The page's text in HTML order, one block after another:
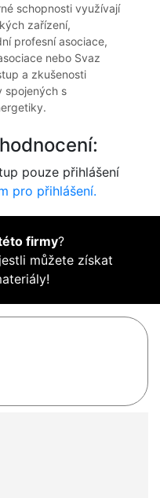
schopnosti využívají
zařízení,
profesní asociace,
nebo Svaz
a zkušenosti
spojených s
pouze přihlášení
pro přihlášení.
firmy?
můžete získat